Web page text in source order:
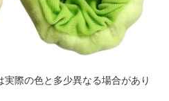
際の色と多少異なる場合があり